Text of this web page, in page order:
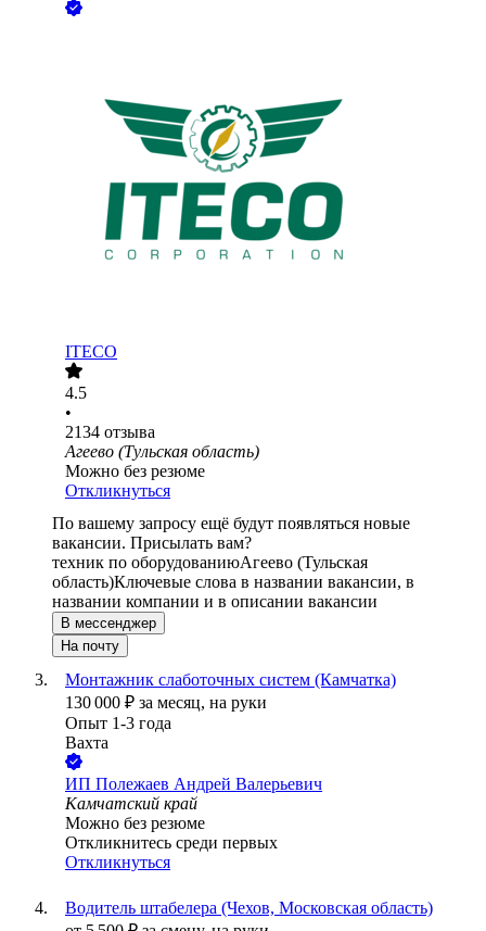
ITECO
4.5
•
2134 отзыва
Агеево (Тульская область)
Можно без резюме
Откликнуться
По вашему запросу ещё будут появляться новые
вакансии. Присылать вам?
техник по оборудованиюАгеево (Тульская
область)Ключевые слова в названии вакансии, в
названии компании и в описании вакансии
В мессенджер
На почту
Монтажник слаботочных систем (Камчатка)
130 000 ₽ за месяц, на руки
Опыт 1-3 года
Вахта
ИП Полежаев Андрей Валерьевич
Камчатский край
Можно без резюме
Откликнитесь среди первых
Откликнуться
Водитель штабелера (Чехов, Московская область)